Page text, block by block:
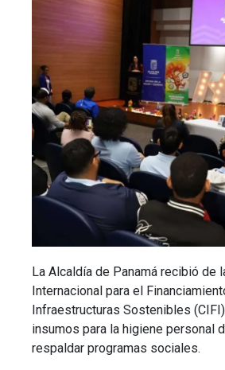
La Alcaldía de Panamá recibió de
Internacional para el
Infraestructuras Sostenibles
insumos para la higiene personal
respaldar programas sociales.